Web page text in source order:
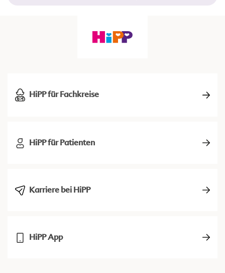
HiPP für Fachkreise
HiPP für Patienten
Karriere bei HiPP
HiPP App